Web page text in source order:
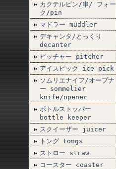
カクテルピン/串/ フォー
ク/pin
マドラー muddler
デキャンタ/とっくり
decanter
ピッチャー pitcher
アイスピック ice pick
ソムリエナイフ/オープナ
ー sommelier
knife/opener
ボトルストッパー
bottle keeper
スクイーザー juicer
トング tongs
ストロー straw
コースター coaster